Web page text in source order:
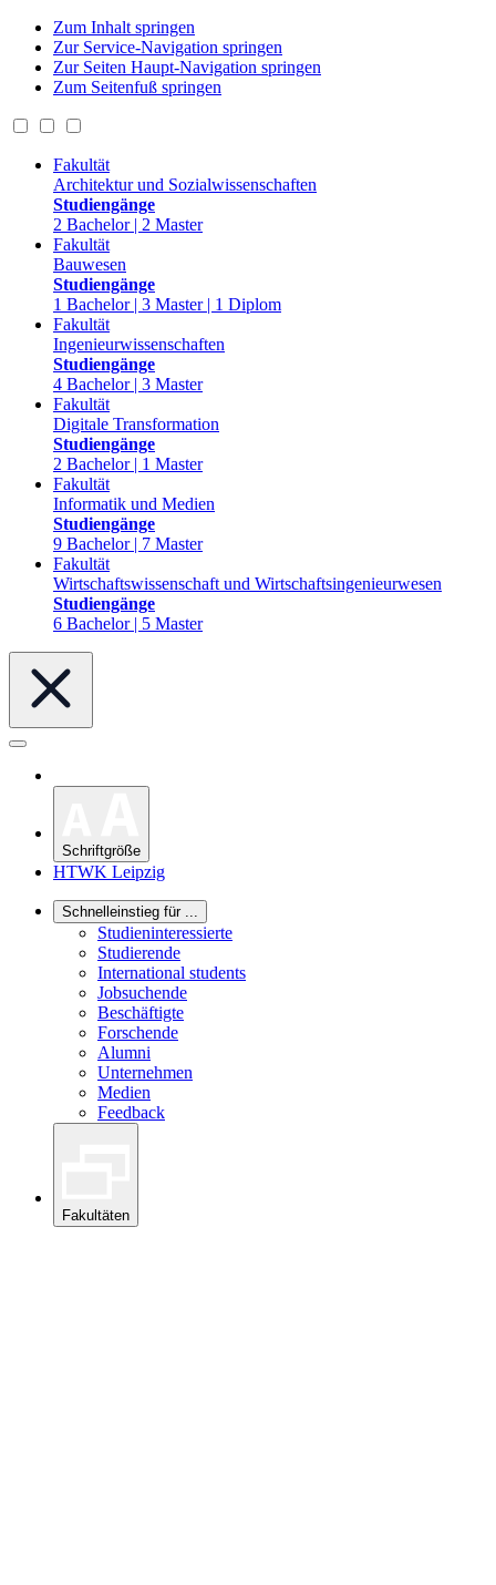
Zum Inhalt springen
Zur Service-Navigation springen
Zur Seiten Haupt-Navigation springen
Zum Seitenfuß springen
Fakultät
Architektur und Sozialwissenschaften
Studiengänge
2 Bachelor | 2 Master
Fakultät
Bauwesen
Studiengänge
1 Bachelor | 3 Master | 1 Diplom
Fakultät
Ingenieurwissenschaften
Studiengänge
4 Bachelor | 3 Master
Fakultät
Digitale Transformation
Studiengänge
2 Bachelor | 1 Master
Fakultät
Informatik und Medien
Studiengänge
9 Bachelor | 7 Master
Fakultät
Wirtschaftswissenschaft und Wirtschaftsingenieurwesen
Studiengänge
6 Bachelor | 5 Master
Schriftgröße
HTWK Leipzig
Schnelleinstieg für ...
Studieninteressierte
Studierende
International students
Jobsuchende
Beschäftigte
Forschende
Alumni
Unternehmen
Medien
Feedback
Fakultäten